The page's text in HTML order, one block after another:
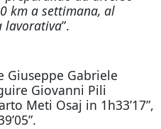
km a settimana, al
lavorativa”.
Gabriele
Giovanni Pili
Meti Osaj in 1h33’17”,